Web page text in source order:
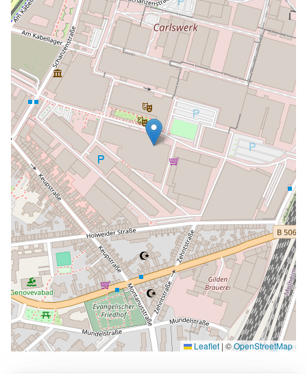
Leaflet | ©OpenStreetMap